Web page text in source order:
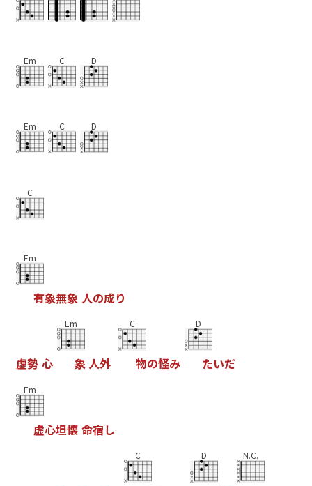
Em C D
Em C D
C
Em
有象無象 人の成り
虚勢 心
Em
象人外
C
物の怪み
D
たいだ
Em
虚心坦懐 命宿し
C D N.C.